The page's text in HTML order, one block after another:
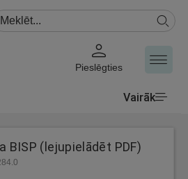
Pieslēgties
Vairāk
BISP (lejupielādēt PDF)